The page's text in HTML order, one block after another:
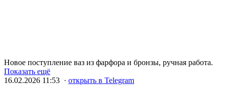
Новое поступление ваз из фарфора и бронзы, ручная работа.
Показать ещё
16.02.2026 11:53 · открыть в Telegram